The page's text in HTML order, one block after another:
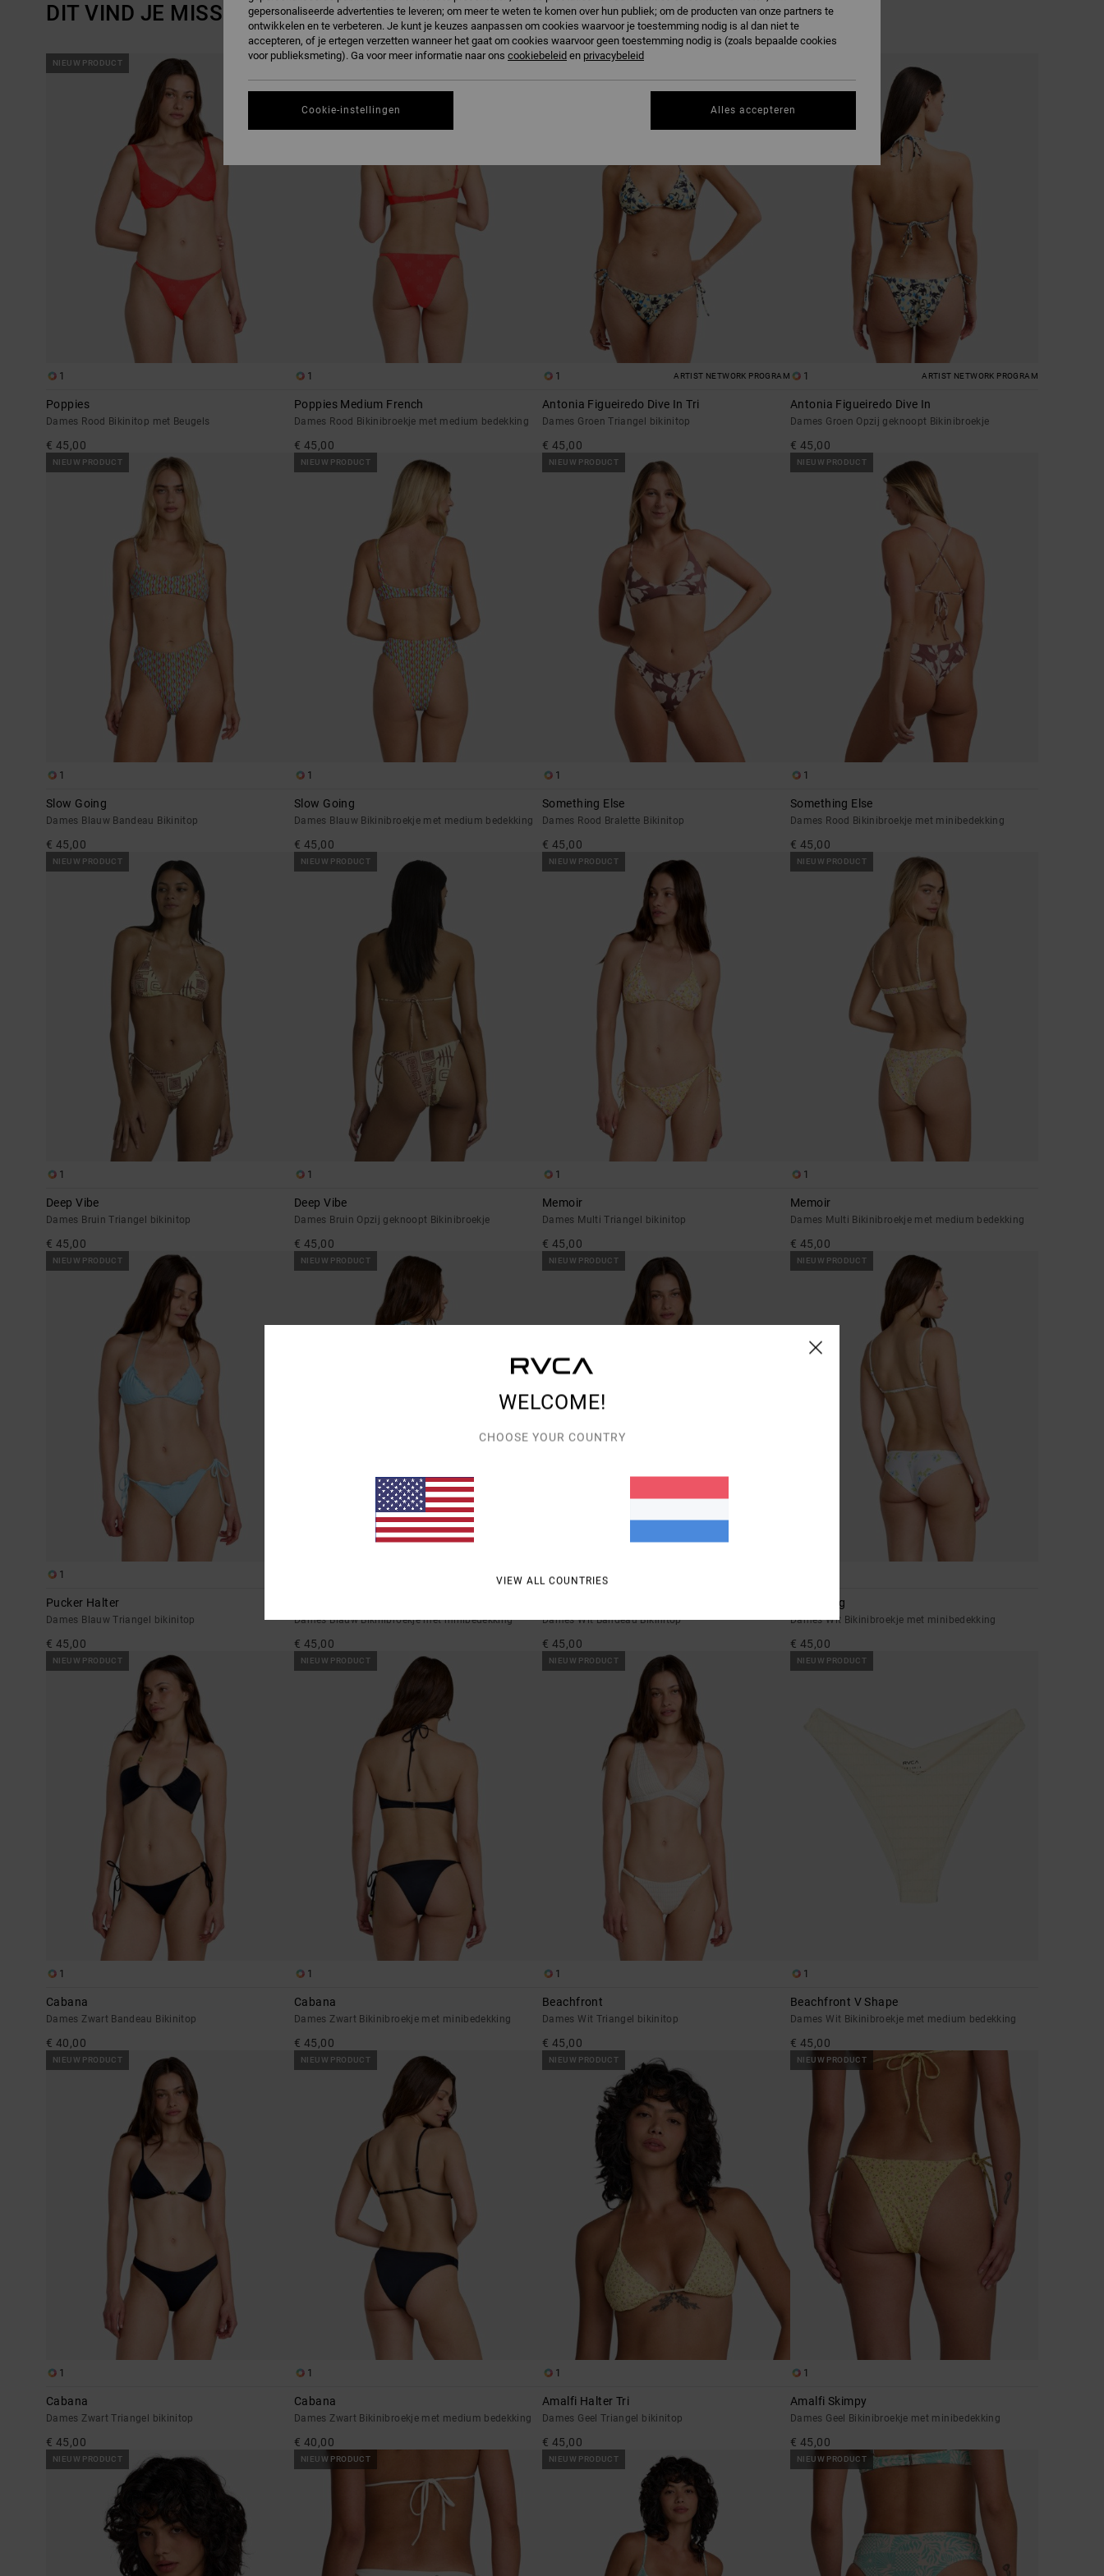
DIT VIND JE MISSCHIEN OOK LEUK
OVERSLAAN
NAAR
GA
NAAR
NIEUW PRODUCT
1
Poppies
Dames Rood Bikinitop met Beugels
€ 45,00
NIEUW PRODUCT
1
Poppies Medium French
Dames Rood Bikinibroekje met medium bedekking
€ 45,00
NIEUW PRODUCT
1 ARTIST NETWORK PROGRAM
Antonia Figueiredo Dive In Tri
Dames Groen Triangel bikinitop
€ 45,00
1 ARTIST NETWORK PROGRAM
Antonia Figueiredo Dive In
Dames Groen Opzij geknoopt Bikinibroekje
€ 45,00
NIEUW PRODUCT
1
Slow Going
Dames Blauw Bandeau Bikinitop
€ 45,00
NIEUW PRODUCT
1
Slow Going
Dames Blauw Bikinibroekje met medium bedekking
€ 45,00
NIEUW PRODUCT
1
Something Else
Dames Rood Bralette Bikinitop
€ 45,00
NIEUW PRODUCT
1
Something Else
Dames Rood Bikinibroekje met minibedekking
€ 45,00
NIEUW PRODUCT
1
Deep Vibe
Dames Bruin Triangel bikinitop
€ 45,00
NIEUW PRODUCT
1
Deep Vibe
Dames Bruin Opzij geknoopt Bikinibroekje
€ 45,00
NIEUW PRODUCT
1
Memoir
Dames Multi Triangel bikinitop
€ 45,00
NIEUW PRODUCT
1
Memoir
Dames Multi Bikinibroekje met medium bedekking
€ 45,00
NIEUW PRODUCT
1
Pucker Halter
Dames Blauw Triangel bikinitop
€ 45,00
NIEUW PRODUCT
Dames Blauw Bikinibroekje met minibedekking
€ 45,00
NIEUW PRODUCT
1
Dames Wit Bandeau Bikinitop
€ 45,00
NIEUW PRODUCT
Dream Big
Dames Wit Bikinibroekje met minibedekking
€ 45,00
NIEUW PRODUCT
1
Cabana
Dames Zwart Bandeau Bikinitop
€ 40,00
NIEUW PRODUCT
1
Cabana
Dames Zwart Bikinibroekje met minibedekking
€ 45,00
NIEUW PRODUCT
1
Beachfront
Dames Wit Triangel bikinitop
€ 45,00
NIEUW PRODUCT
1
Beachfront V Shape
Dames Wit Bikinibroekje met medium bedekking
€ 45,00
NIEUW PRODUCT
1
Cabana
Dames Zwart Triangel bikinitop
€ 45,00
NIEUW PRODUCT
1
Cabana
Dames Zwart Bikinibroekje met medium bedekking
€ 40,00
NIEUW PRODUCT
1
Amalfi Halter Tri
Dames Geel Triangel bikinitop
€ 45,00
NIEUW PRODUCT
1
Amalfi Skimpy
Dames Geel Bikinibroekje met minibedekking
€ 45,00
NIEUW PRODUCT NIEUW PRODUCT NIEUW PRODUCT NIEUW PRODUCT
WELCOME!
CHOOSE YOUR COUNTRY
VIEW ALL COUNTRIES
gepersonaliseerde advertenties te leveren; om meer te weten te komen over hun publiek; om de producten van onze partners te
ontwikkelen en te verbeteren. Je kunt je keuzes aanpassen om cookies waarvoor je toestemming nodig is al dan niet te
accepteren, of je ertegen verzetten wanneer het gaat om cookies waarvoor geen toestemming nodig is (zoals bepaalde cookies
voor publieksmeting). Ga voor meer informatie naar ons cookiebeleid en privacybeleid
Cookie-instellingen Alles accepteren